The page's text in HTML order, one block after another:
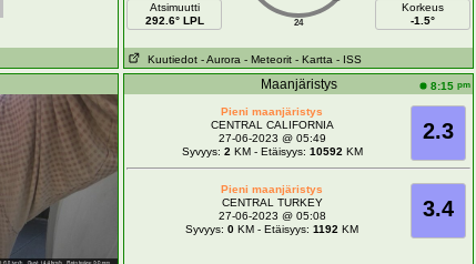
Atsimuutti
292.6° LPL
24
Korkeus
-1.5°
Kuutiedot - Aurora - Meteorit - Kartta - ISS
Maanjäristys 8:15 pm
2.3
Pieni maanjäristys
CENTRAL CALIFORNIA
27-06-2023 @ 05:49
Syvyys: 2 KM - Etäisyys: 10592 KM
3.4
Pieni maanjäristys
CENTRAL TURKEY
27-06-2023 @ 05:08
Syvyys: 0 KM - Etäisyys: 1192 KM